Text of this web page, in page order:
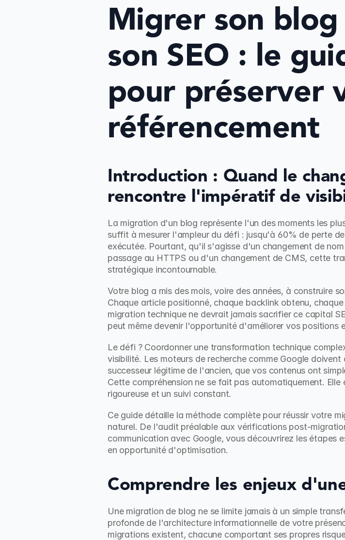
Migrer son blog
son SEO : le
pour préserver
référencement
Introduction : Quand le
rencontre l'impératif de
La migration d'un blog représente l'un des moments les
suffit à mesurer l'ampleur du défi : jusqu'à 60% de perte
exécutée. Pourtant, qu'il s'agisse d'un changement de
passage au HTTPS ou d'un changement de CMS, cette
stratégique incontournable.
Votre blog a mis des mois, voire des années, à construire
Chaque article positionné, chaque backlink obtenu,
migration technique ne devrait jamais sacrifier ce capital
peut même devenir l'opportunité d'améliorer vos positions
Le défi ? Coordonner une transformation technique
visibilité. Les moteurs de recherche comme Google
successeur légitime de l'ancien, que vos contenus ont
Cette compréhension ne se fait pas automatiquement.
rigoureuse et un suivi constant.
Ce guide détaille la méthode complète pour réussir votre
naturel. De l'audit préalable aux vérifications post-
communication avec Google, vous découvrirez les étapes
en opportunité d'optimisation.
Comprendre les enjeux
Une migration de blog ne se limite jamais à un simple
profonde de l'architecture informationnelle de votre
migrations existent, chacune comportant ses propres